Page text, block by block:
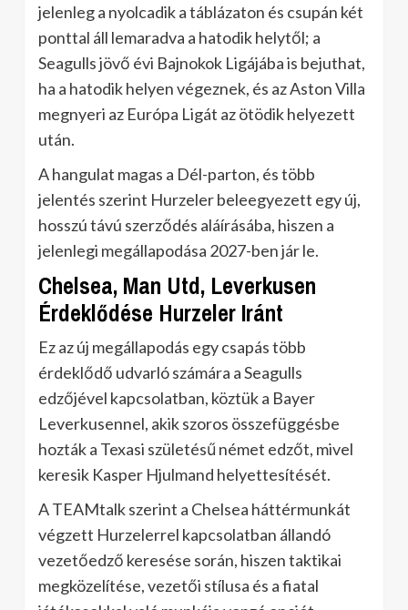
jelenleg a nyolcadik a táblázaton és csupán két
ponttal áll lemaradva a hatodik helytől; a
Seagulls jövő évi Bajnokok Ligájába is bejuthat,
ha a hatodik helyen végeznek, és az Aston Villa
megnyeri az Európa Ligát az ötödik helyezett
után.
A hangulat magas a Dél-parton, és több
jelentés szerint Hurzeler beleegyezett egy új,
hosszú távú szerződés aláírásába, hiszen a
jelenlegi megállapodása 2027-ben jár le.
Chelsea, Man Utd, Leverkusen
Érdeklődése Hurzeler Iránt
Ez az új megállapodás egy csapás több
érdeklődő udvarló számára a Seagulls
edzőjével kapcsolatban, köztük a Bayer
Leverkusennel, akik szoros összefüggésbe
hozták a Texasi születésű német edzőt, mivel
keresik Kasper Hjulmand helyettesítését.
A TEAMtalk szerint a Chelsea háttérmunkát
végzett Hurzelerrel kapcsolatban állandó
vezetőedző keresése során, hiszen taktikai
megközelítése, vezetői stílusa és a fiatal